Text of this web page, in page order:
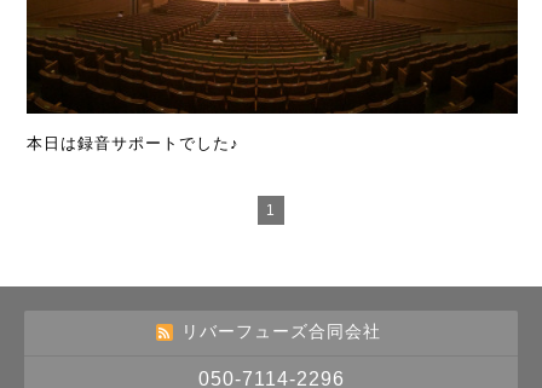
本日は録音サポートでした♪
1
リバーフューズ合同会社
050-7114-2296